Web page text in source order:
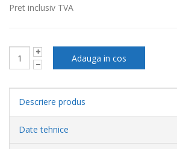
Pret inclusiv TVA
Descriere produs
Date tehnice